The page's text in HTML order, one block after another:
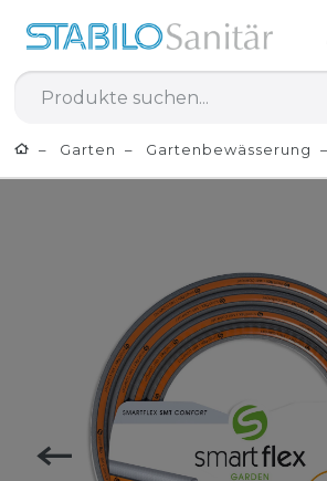
Garten Gartenbewässerung